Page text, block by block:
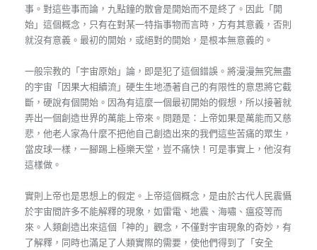
事。對這些事而論，九點鐘的散會是開始而不是終了。因此「開
始」這個概念，只有在對某一特指事物而言時，方有其意義，否則
就沒有意義。最初的開始，或絕對的開始，是根本無意義的。
一般宗教的「宇宙原始」論，即是犯了這個錯誤。將漫漫無究無盡
的宇宙「因果大相續流」硬生生地憑著自己的有限性的意思將它截
斷，硬說有個開始。因為有這麼一個最初開始的假想，所以接著就
弄出一個創造世界的萬能上帝來。問題是：上帝如果是萬能而又慈
悲，他老人家為什麼不把他自己創造出來的我們這些苦痛的眾生，
當皮球一樣，一腳踢上極樂天堂，豈不痛快！可是事實上，他沒有
這樣做。
實則上帝也是思想上的假定。上帝這個概念，是由於古代人民震懾
於宇宙間許多不能解釋的現象，如雷電、地震、海嘯、瘟疫等而
來。人類創造出來這個「神的」觀念，不僅對宇宙現象的奇妙，有
了解釋，同時也滿足了人類實際的需要，使他們得到了「安全